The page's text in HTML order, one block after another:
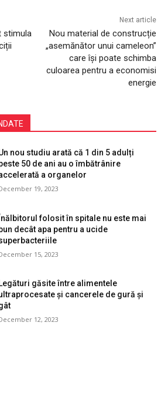
stimula
Next article
Nou material de construcție
„asemănător unui cameleon”
care își poate schimba
culoarea pentru a economisi
energie
nou studiu arată că 1 din 5 adulți
50 de ani au o îmbătrânire
a organelor
19, 2023
folosit în spitale nu este mai
decât apa pentru a ucide
15, 2023
Legături găsite între alimentele
și cancerele de gură și
12, 2023